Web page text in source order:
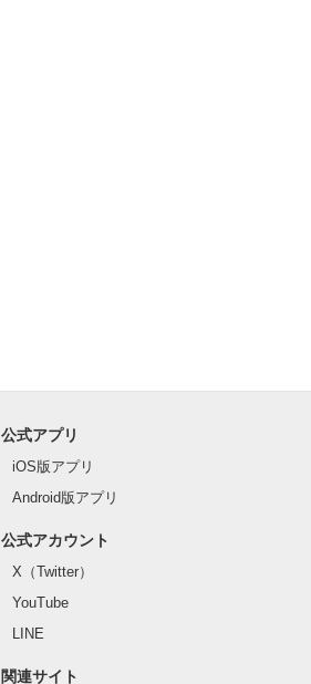
公式アプリ
iOS版アプリ
Android版アプリ
公式アカウント
X（Twitter）
YouTube
LINE
関連サイト